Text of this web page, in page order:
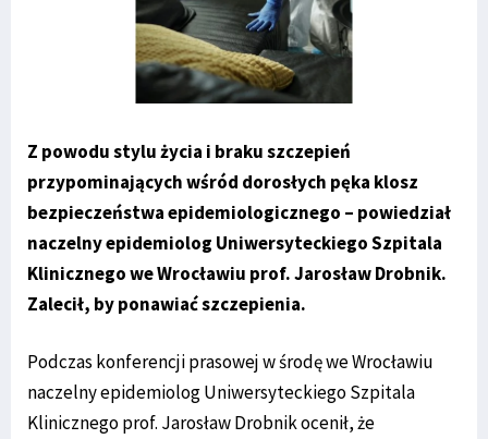
Z powodu stylu życia i braku szczepień
przypominających wśród dorosłych pęka klosz
bezpieczeństwa epidemiologicznego – powiedział
naczelny epidemiolog Uniwersyteckiego Szpitala
Klinicznego we Wrocławiu prof. Jarosław Drobnik.
Zalecił, by ponawiać szczepienia.
Podczas konferencji prasowej w środę we Wrocławiu
naczelny epidemiolog Uniwersyteckiego Szpitala
Klinicznego prof. Jarosław Drobnik ocenił, że